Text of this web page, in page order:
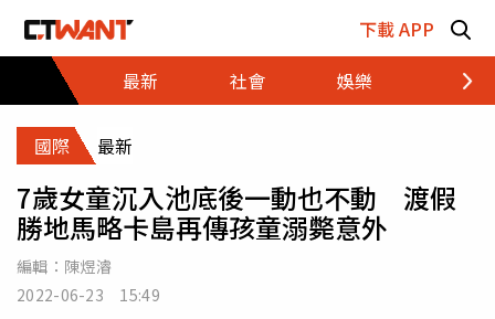
下載 APP
最新
社會 娛樂 財經
國際 最新
7歲女童沉入池底後一動也不動 渡假
勝地馬略卡島再傳孩童溺斃意外
編輯： 陳煜濬
2022-06-23 15:49